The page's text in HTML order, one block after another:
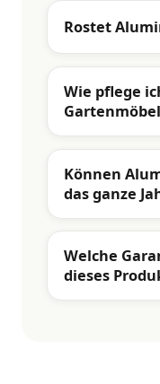
Rostet
Wie pflege
Können
das ganze
Welche
dieses